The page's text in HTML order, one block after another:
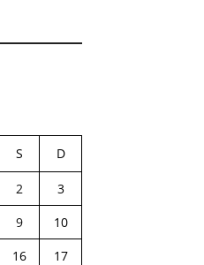
S D
2
3
9
10
16
17